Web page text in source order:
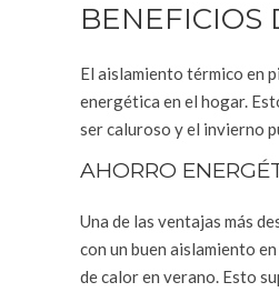
BENEFICIOS
El aislamiento térmico en
energética en el hogar.
ser caluroso y el invierno
AHORRO
Una de las ventajas más
con un buen aislamiento
de calor en verano. Esto